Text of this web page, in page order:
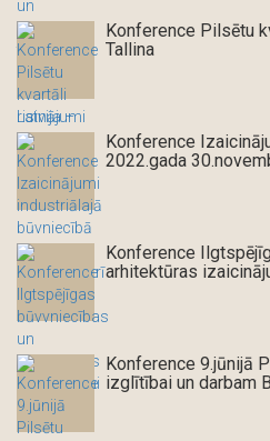
Konference Pilsētu
Tallina
Konference
2022.gada
Konference
arhitektūras
Konference 9.jūnijā
izglītībai un darbam